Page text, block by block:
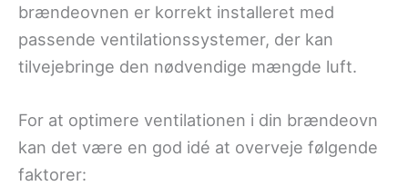
brændeovnen er korrekt installeret med
passende ventilationssystemer, der kan
tilvejebringe den nødvendige mængde luft.
For at optimere ventilationen i din brændeovn
kan det være en god idé at overveje følgende
faktorer: